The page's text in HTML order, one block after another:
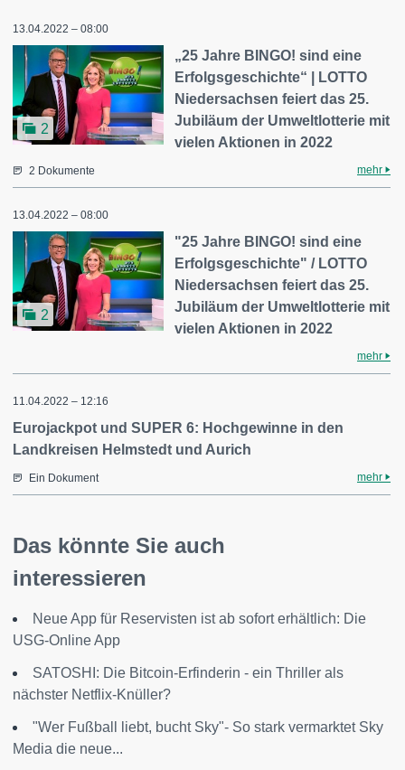
13.04.2022 – 08:00
2
„25 Jahre BINGO! sind eine
Erfolgsgeschichte“ | LOTTO
Niedersachsen feiert das 25.
Jubiläum der Umweltlotterie mit
vielen Aktionen in 2022
2 Dokumente mehr
13.04.2022 – 08:00
2
"25 Jahre BINGO! sind eine
Erfolgsgeschichte" / LOTTO
Niedersachsen feiert das 25.
Jubiläum der Umweltlotterie mit
vielen Aktionen in 2022
mehr
11.04.2022 – 12:16
Eurojackpot und SUPER 6: Hochgewinne in den
Landkreisen Helmstedt und Aurich
Ein Dokument mehr
Das könnte Sie auch
interessieren
Neue App für Reservisten ist ab sofort erhältlich: Die
USG-Online App
SATOSHI: Die Bitcoin-Erfinderin - ein Thriller als
nächster Netflix-Knüller?
"Wer Fußball liebt, bucht Sky"- So stark vermarktet Sky
Media die neue...